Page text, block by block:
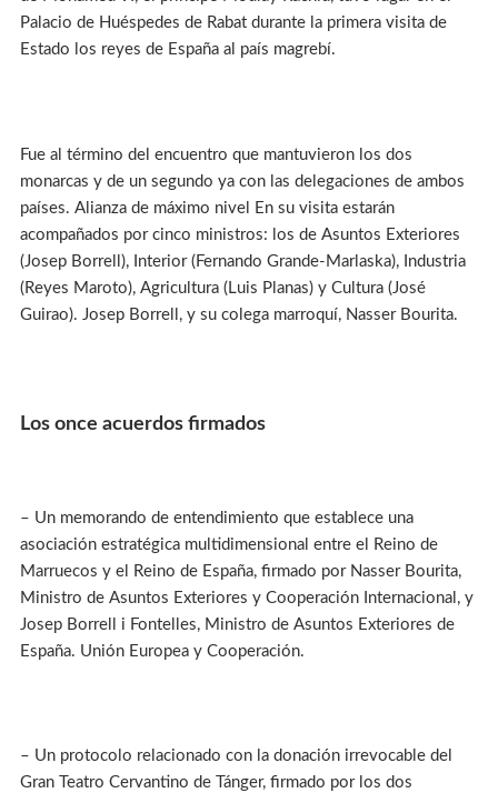
Palacio de Huéspedes de Rabat durante la primera visita de
Estado los reyes de España al país magrebí.
Fue al término del encuentro que mantuvieron los dos
monarcas y de un segundo ya con las delegaciones de ambos
países. Alianza de máximo nivel En su visita estarán
acompañados por cinco ministros: los de Asuntos Exteriores
(Josep Borrell), Interior (Fernando Grande-Marlaska), Industria
(Reyes Maroto), Agricultura (Luis Planas) y Cultura (José
Guirao). Josep Borrell, y su colega marroquí, Nasser Bourita.
Los once acuerdos firmados
– Un memorando de entendimiento que establece una
asociación estratégica multidimensional entre el Reino de
Marruecos y el Reino de España, firmado por Nasser Bourita,
Ministro de Asuntos Exteriores y Cooperación Internacional, y
Josep Borrell i Fontelles, Ministro de Asuntos Exteriores de
España. Unión Europea y Cooperación.
– Un protocolo relacionado con la donación irrevocable del
Gran Teatro Cervantino de Tánger, firmado por los dos